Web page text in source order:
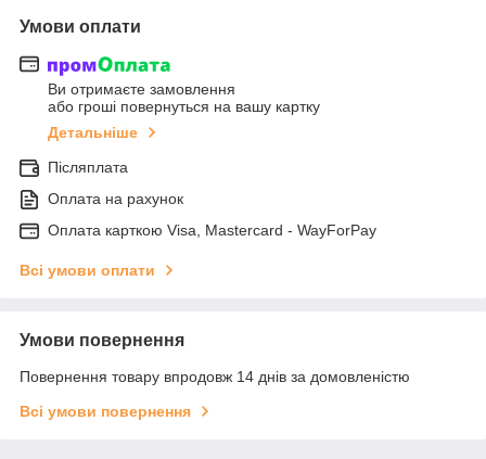
Умови оплати
Ви отримаєте замовлення
або гроші повернуться на вашу картку
Детальніше
Післяплата
Оплата на рахунок
Оплата карткою Visa, Mastercard - WayForPay
Всі умови оплати
Умови повернення
Повернення товару впродовж 14 днів за домовленістю
Всі умови повернення